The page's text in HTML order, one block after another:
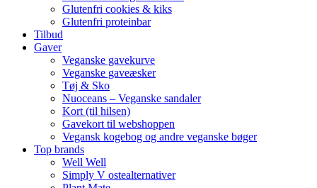
Glutenfri cookies & kiks
Glutenfri proteinbar
Tilbud
Gaver
Veganske gavekurve
Veganske gaveæsker
Tøj & Sko
Nuoceans – Veganske sandaler
Kort (til hilsen)
Gavekort til webshoppen
Vegansk kogebog og andre veganske bøger
Top brands
Well Well
Simply V ostealternativer